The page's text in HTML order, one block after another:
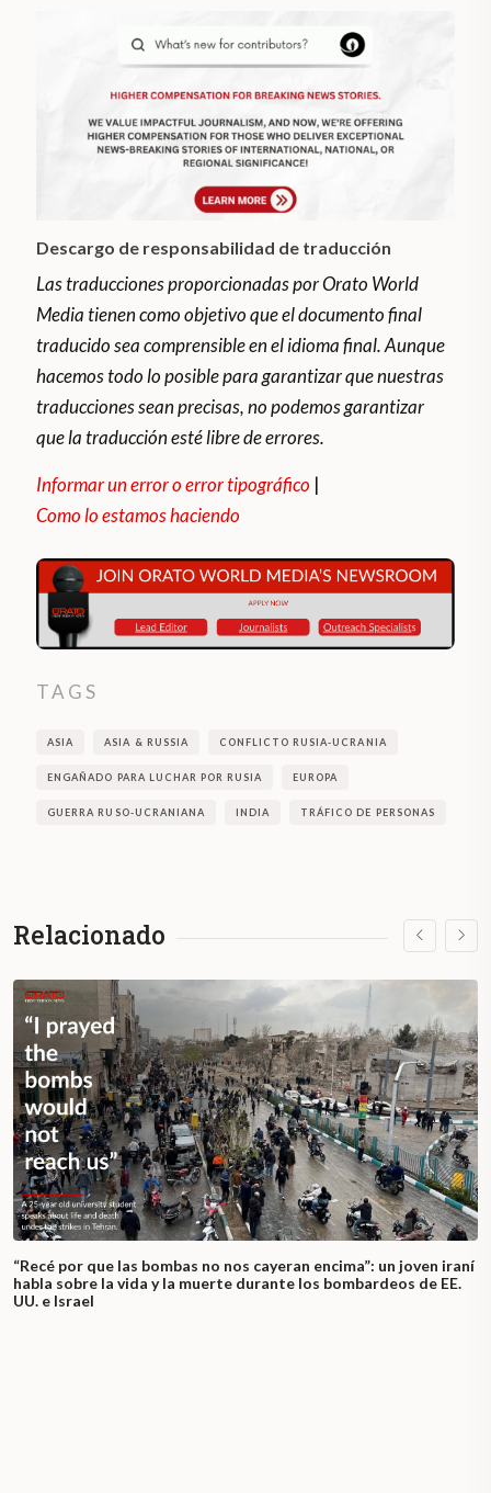
Descargo de responsabilidad de traducción
Las traducciones proporcionadas por Orato World
Media tienen como objetivo que el documento final
traducido sea comprensible en el idioma final. Aunque
hacemos todo lo posible para garantizar que nuestras
traducciones sean precisas, no podemos garantizar
que la traducción esté libre de errores.
Informar un error o error tipográfico |
Como lo estamos haciendo
TAGS
ASIA ASIA & RUSSIA CONFLICTO RUSIA-UCRANIA
ENGAÑADO PARA LUCHAR POR RUSIA EUROPA
GUERRA RUSO-UCRANIANA INDIA TRÁFICO DE PERSONAS
Relacionado
“Recé por que las bombas no nos cayeran encima”: un joven iraní
habla sobre la vida y la muerte durante los bombardeos de EE.
UU. e Israel